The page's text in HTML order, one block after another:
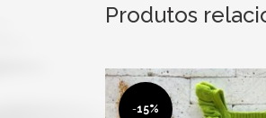
Produtos
-15%